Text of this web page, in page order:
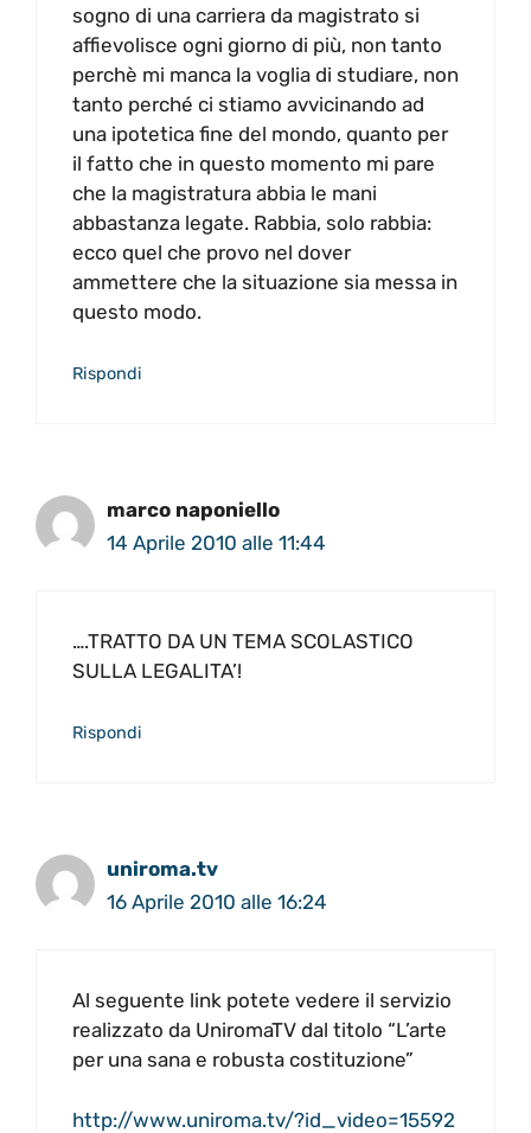
sogno di una carriera da magistrato si
affievolisce ogni giorno di più, non tanto
perchè mi manca la voglia di studiare, non
tanto perché ci stiamo avvicinando ad
una ipotetica fine del mondo, quanto per
il fatto che in questo momento mi pare
che la magistratura abbia le mani
abbastanza legate. Rabbia, solo rabbia:
ecco quel che provo nel dover
ammettere che la situazione sia messa in
questo modo.
Rispondi
marco naponiello
14 Aprile 2010 alle 11:44
….TRATTO DA UN TEMA SCOLASTICO
SULLA LEGALITA’!
Rispondi
uniroma.tv
16 Aprile 2010 alle 16:24
Al seguente link potete vedere il servizio
realizzato da UniromaTV dal titolo “L’arte
per una sana e robusta costituzione”
http://www.uniroma.tv/?id_video=15592